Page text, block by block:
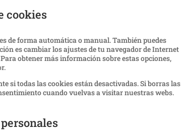
cookies
de forma automática o manual. También puedes
es cambiar los ajustes de tu navegador de Internet
obtener más información sobre estas opciones,
si todas las cookies están desactivadas. Si borras las
cuando vuelvas a visitar nuestras webs.